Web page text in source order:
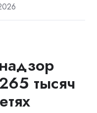
тысяч